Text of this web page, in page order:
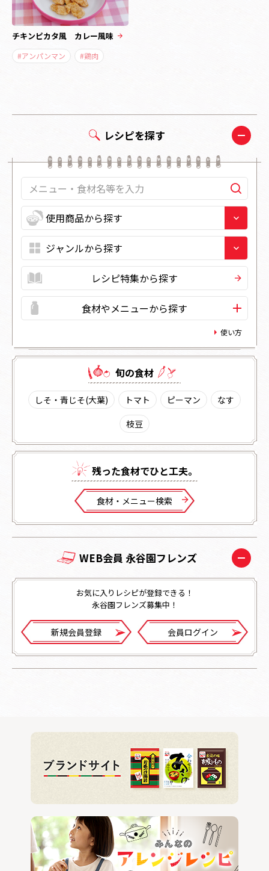
チキンピカタ風 カレー風味
#アンパンマン #鶏肉
レシピを探す
レシピ特集から探す
食材やメニューから探す
使い方
旬の⾷材
しそ・青じそ(大葉) トマト ピーマン
なす
枝豆
残った⾷材でひと⼯夫。
⾷材・メニュー検索
WEB会員 永谷園フレンズ
お気に入りレシピが登録できる！
永谷園フレンズ募集中！
新規会員登録 会員ログイン